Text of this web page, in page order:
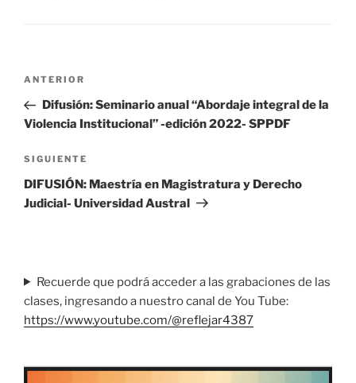
Navegación
entradas
Entrada
anterior
ANTERIOR
Difusión: Seminario anual “Abordaje integral de la
Violencia Institucional” -edición 2022- SPPDF
Siguiente
entrada
SIGUIENTE
DIFUSIÓN: Maestría en Magistratura y Derecho
Judicial- Universidad Austral
Recuerde que podrá acceder a las grabaciones de las
clases, ingresando a nuestro canal de You Tube:
https://www.youtube.com/@reflejar4387